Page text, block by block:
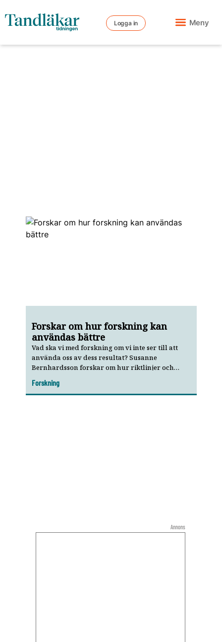
Logga in Meny
Forskar om hur forskning kan
användas bättre
Vad ska vi med forskning om vi inte ser till att
använda oss av dess resultat? Susanne
Bernhardsson forskar om hur riktlinjer och
verksamhet.
Forskning
Annons